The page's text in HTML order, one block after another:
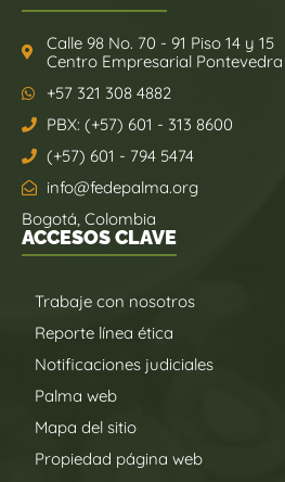
Calle 98 No. 70 - 91 Piso 14 y 15
Centro Empresarial Pontevedra
+57 321 308 4882
PBX: (+57) 601 - 313 8600
(+57) 601 - 794 5474
info@fedepalma.org
Bogotá, Colombia
ACCESOS CLAVE
Trabaje con nosotros
Reporte línea ética
Notificaciones judiciales
Palma web
Mapa del sitio
Propiedad página web